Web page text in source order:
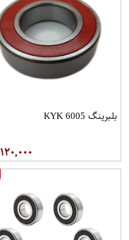
بلبرینگ 6005 KYK
۱۲۰,۰۰۰